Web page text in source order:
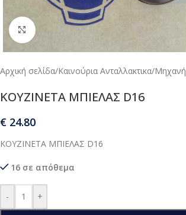
Μεγέθυνση
Αρχική σελίδα/Καινούρια Ανταλλακτικα/Μηχανή
ΚΟΥΖΙΝΕΤΑ ΜΠΙΕΛΑΣ D16
€ 24.80
ΚΟΥΖΙΝΕΤΑ ΜΠΙΕΛΑΣ D16
16 σε απόθεμα
- +